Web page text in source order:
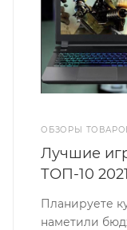
ОБЗОРЫ
Лучшие
ТОП-10 2021
Планируете
наметили